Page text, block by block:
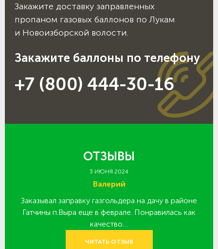
Закажите доставку заправленных
пропаном газовых баллонов по Лукам
и Новоизборской волости.
Закажите баллоны по телефону
+7 (800) 444-30-16
ОТЗЫВЫ
3 ИЮНЯ 2024
Валерий
Заказывал заправку газгольдера на дачу в районе
Гатчины п.Выра еще в феврале. Понравилась как
качество…
ЧИТАТЬ ОТЗЫВ